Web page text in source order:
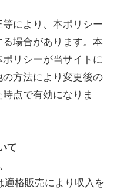
により、本ポリシー
場合があります。本
リシーが当サイトに
方法により変更後の
点で有効になりま
て
適格販売により収入を